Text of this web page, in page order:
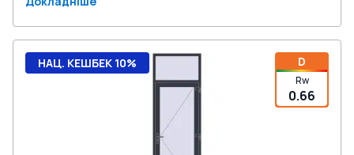
D
Rw
0.66
НАЦ. КЕШБЕК 10%